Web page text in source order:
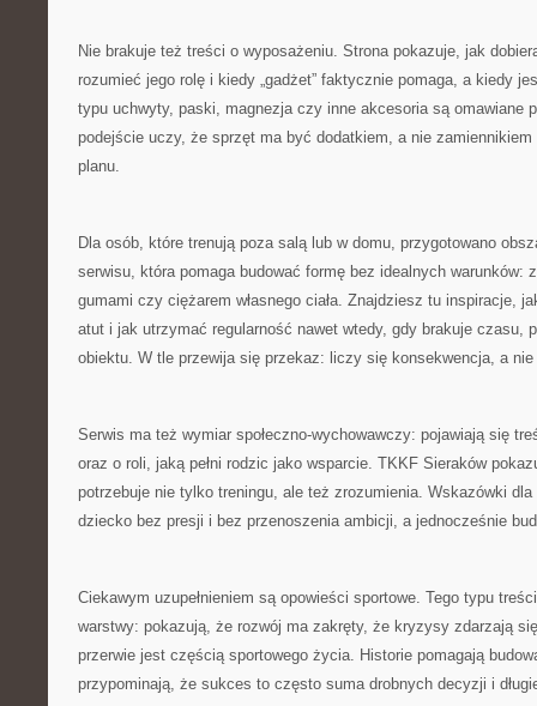
Nie brakuje też treści o wyposażeniu. Strona pokazuje, jak
rozumieć jego rolę i kiedy „gadżet” faktycznie pomaga, a kiedy
typu uchwyty, paski, magnezja czy inne akcesoria są omawiane
podejście uczy, że sprzęt ma być dodatkiem, a nie
planu.
Dla osób, które trenują poza salą lub w domu, przygotowano
serwisu, która pomaga budować formę bez idealnych warunków:
gumami czy ciężarem własnego ciała. Znajdziesz tu inspiracje,
atut i jak utrzymać regularność nawet wtedy, gdy brakuje czasu,
obiektu. W tle przewija się przekaz: liczy się konsekwencja, a
Serwis ma też wymiar społeczno-wychowawczy: pojawiają się
oraz o roli, jaką pełni rodzic jako wsparcie. TKKF Sieraków
potrzebuje nie tylko treningu, ale też zrozumienia. Wskazówki
dziecko bez presji i bez przenoszenia ambicji, a jednocześnie
Ciekawym uzupełnieniem są opowieści sportowe. Tego typu
warstwy: pokazują, że rozwój ma zakręty, że kryzysy zdarzają
przerwie jest częścią sportowego życia. Historie pomagają
przypominają, że sukces to często suma drobnych decyzji i